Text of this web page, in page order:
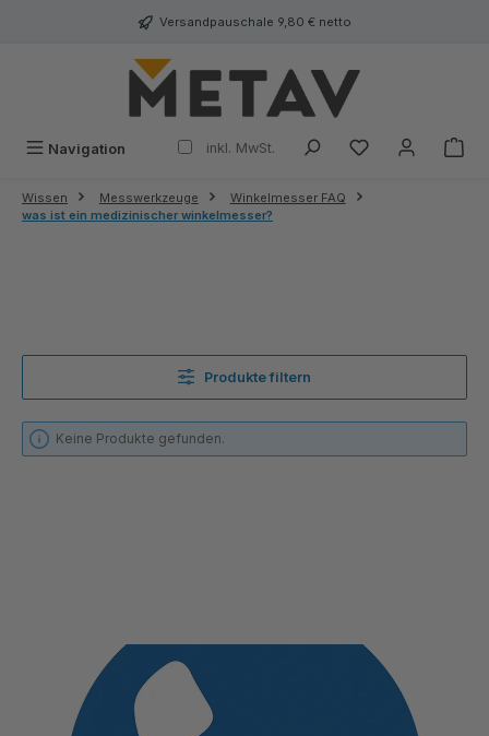
Versandpauschale 9,80 € netto
Navigation inkl. MwSt.
Wissen Messwerkzeuge
Winkelmesser FAQ
was ist ein medizinischer winkelmesser?
Produkte filtern
Keine Produkte gefunden.